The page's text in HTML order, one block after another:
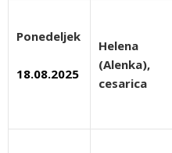
Ponedeljek
18.08.2025
Helena
(Alenka),
cesarica